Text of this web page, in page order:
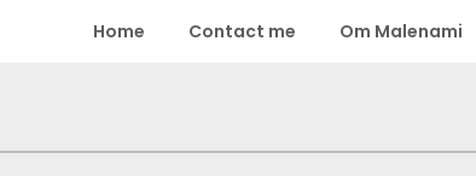
Home Contact me Om Malenami